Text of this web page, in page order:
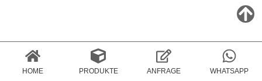
HOME PRODUKTE ANFRAGE WHATSAPP